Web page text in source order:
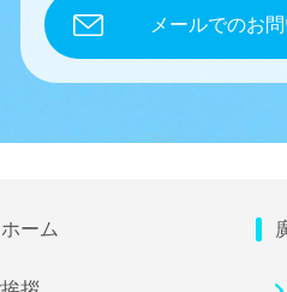
メールでのお
ーム